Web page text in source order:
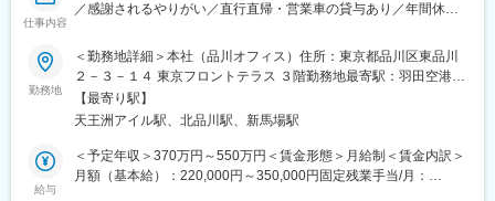
■募集背景：
推進体制の強化が求められています。売上計画・KPI管理を基盤
に、マーケティングと連携しながら営業戦略から施策実行、効果
検証までを一貫して担い、営業活動の高度化と再現性ある成果創
出を推進するため、新たな人材を募集します。
■目指せるキャリア：
営業戦略・企画の中核人材として、全社・ブランド横断で事業成
仕事内容
／感謝されるやりがい／直行直帰・営業車の貸与あり／年間休日
■職務詳細：
担当エリア病院へ訪問、ドクターや医療従事者がどんな医療機器
を必要としているかヒアリングします。ニーズを把握したら適切
な製品を提案し、導入して頂きます。提案先は最初は既存がメイ
ンで、ゆくゆくは新規開拓もお任せいたします。外科製品の販売
においては手術に立ち会うこともあり、実際の臨床現場での製品
勤務地
＜勤務地詳細＞本社（品川オフィス）住所：東京都品川区東品川
２－３－１４ 東京フロントテラス ３階勤務地最寄駅：羽田空港線
／天王洲アイル駅受動喫煙対策：屋内全面禁煙変更の範囲：会社
の定める事業所
【最寄り駅】
天王洲アイル駅、北品川駅、新馬場駅
給与
＜予定年収＞370万円～550万円＜賃金形態＞月給制＜賃金内訳＞
月額（基本給）：220,000円～350,000円固定残業手当/月：